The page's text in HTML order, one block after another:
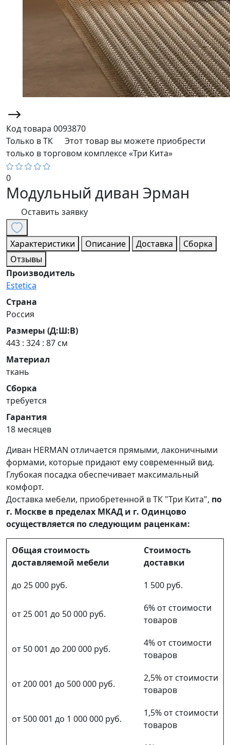
Код товара 0093870
Только в ТК
Этот товар вы можете приобрести
только в торговом комплексе «Три Кита»
0
Модульный диван Эрман
Оставить заявку
Характеристики Описание Доставка
Сборка
Отзывы
Производитель
Estetica
Страна
Россия
Размеры (Д:Ш:В)
443 : 324 : 87 см
Материал
ткань
Сборка
требуется
Гарантия
18 месяцев
Диван HERMAN отличается прямыми, лаконичными
формами, которые придают ему современный вид.
Глубокая посадка обеспечивает максимальный
комфорт.
Доставка мебели, приобретенной в ТК "Три Кита", по
г. Москве в пределах МКАД и г. Одинцово
осуществляется по следующим раценкам:
Общая стоимость
доставляемой мебели
Стоимость
доставки
до 25 000 руб.
1 500 руб.
от 25 001 до 50 000 руб.
6% от стоимости
товаров
от 50 001 до 200 000 руб.
4% от стоимости
товаров
от 200 001 до 500 000 руб.
2,5% от стоимости
товаров
от 500 001 до 1 000 000 руб.
1,5% от стоимости
товаров